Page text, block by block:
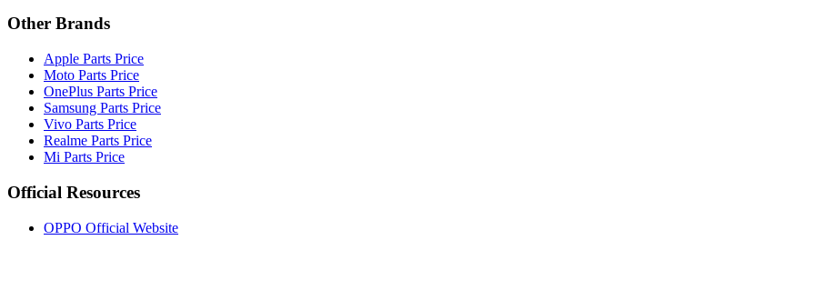
Other Brands
Apple Parts Price
Moto Parts Price
OnePlus Parts Price
Samsung Parts Price
Vivo Parts Price
Realme Parts Price
Mi Parts Price
Official Resources
OPPO Official Website